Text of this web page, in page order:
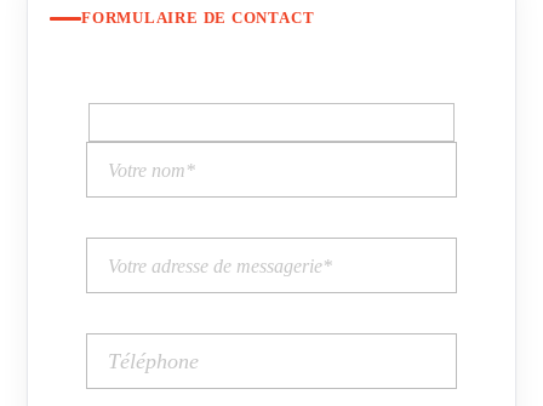
FORMULAIRE DE CONTACT